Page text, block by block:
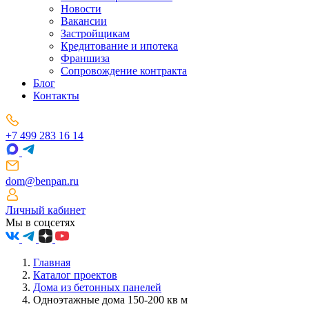
Новости
Вакансии
Застройщикам
Кредитование и ипотека
Франшиза
Сопровождение контракта
Блог
Контакты
+7 499 283 16 14
dom@benpan.ru
Личный кабинет
Мы в соцсетях
Главная
Каталог проектов
Дома из бетонных панелей
Одноэтажные дома 150-200 кв м